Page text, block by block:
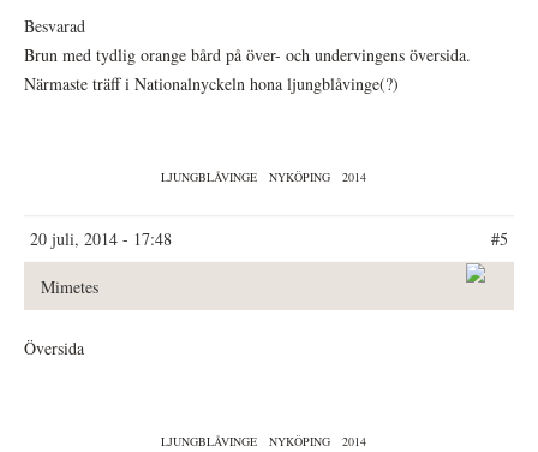
Besvarad
Brun med tydlig orange bård på över- och undervingens översida.
Närmaste träff i Nationalnyckeln hona ljungblåvinge(?)
LJUNGBLÅVINGE NYKÖPING 2014
20 juli, 2014 - 17:48 #5
Mimetes
Översida
LJUNGBLÅVINGE NYKÖPING 2014